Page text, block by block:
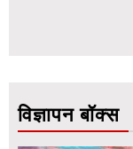
विज्ञापन बॉक्स